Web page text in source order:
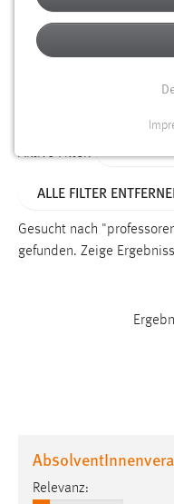
Alter
Aktive Filter:
ALLE FILTER
Gesucht nach
gefunden. Zeige
Relevanz:
Funktionen und
Einverständnis
cookie_consent
Dieser Cookie
Performance